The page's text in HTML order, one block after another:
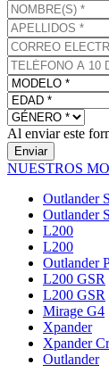
Al enviar este
Enviar
NUESTROS
Outlander
Outlander
L200
L200
Outlander
L200 GSR
L200 GSR
Mirage G4
Xpander
Xpander
Outlander